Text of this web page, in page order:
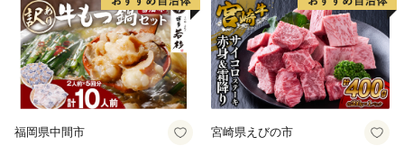
福岡県中間市 宮崎県えびの市